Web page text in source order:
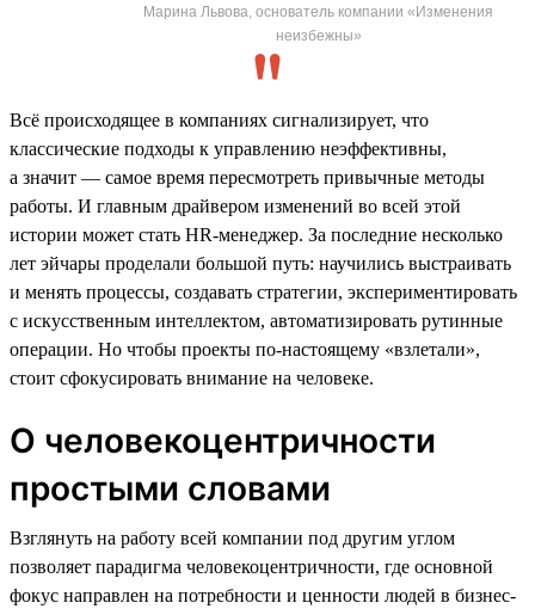
Марина Львова, основатель компании «Изменения
неизбежны»
Всё происходящее в компаниях сигнализирует, что
классические подходы к управлению неэффективны,
а значит — самое время пересмотреть привычные методы
работы. И главным драйвером изменений во всей этой
истории может стать HR-менеджер. За последние несколько
лет эйчары проделали большой путь: научились выстраивать
и менять процессы, создавать стратегии, экспериментировать
с искусственным интеллектом, автоматизировать рутинные
операции. Но чтобы проекты по-настоящему «взлетали»,
стоит сфокусировать внимание на человеке.
О человекоцентричности
простыми словами
Взглянуть на работу всей компании под другим углом
позволяет парадигма человекоцентричности, где основной
фокус направлен на потребности и ценности людей в бизнес-